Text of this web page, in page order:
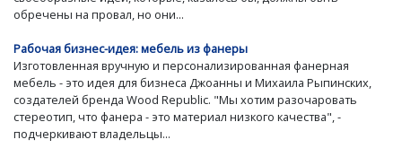
обречены на провал, но они...
Рабочая бизнес-идея: мебель из фанеры
Изготовленная вручную и персонализированная фанерная
мебель - это идея для бизнеса Джоанны и Михаила Рыпинских,
создателей бренда Wood Republic. "Мы хотим разочаровать
стереотип, что фанера - это материал низкого качества", -
подчеркивают владельцы...